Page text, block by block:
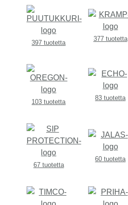
397 tuotetta
377 tuotetta
103 tuotetta
83 tuotetta
67 tuotetta
60 tuotetta